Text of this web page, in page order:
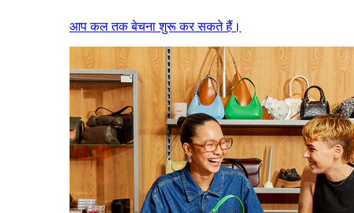
आप कल तक बेचना शुरू कर सकते हैं।